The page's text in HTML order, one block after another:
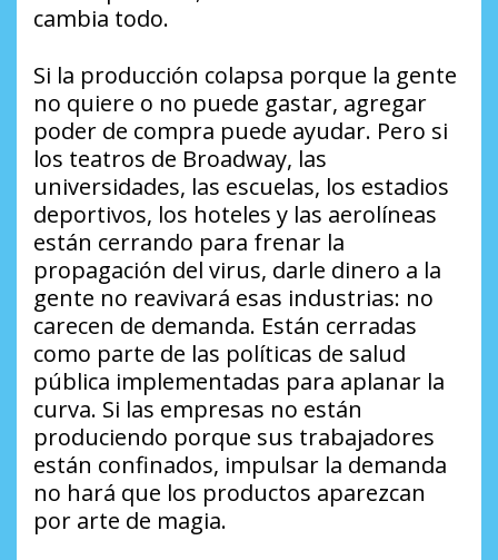
cambia todo.
Si la producción colapsa porque la gente
no quiere o no puede gastar, agregar
poder de compra puede ayudar. Pero si
los teatros de Broadway, las
universidades, las escuelas, los estadios
deportivos, los hoteles y las aerolíneas
están cerrando para frenar la
propagación del virus, darle dinero a la
gente no reavivará esas industrias: no
carecen de demanda. Están cerradas
como parte de las políticas de salud
pública implementadas para aplanar la
curva. Si las empresas no están
produciendo porque sus trabajadores
están confinados, impulsar la demanda
no hará que los productos aparezcan
por arte de magia.